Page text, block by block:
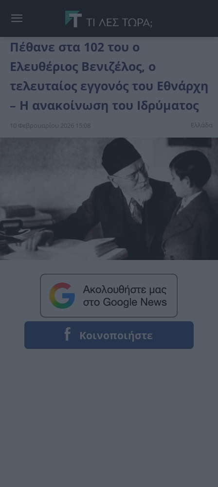
Πέθανε στα 102 του ο
Ελευθέριος Βενιζέλος, ο
τελευταίος εγγονός του Εθνάρχη
– Η ανακοίνωση του Ιδρύματος
10 Φεβρουαρίου 2026 15:08 Ελλάδα